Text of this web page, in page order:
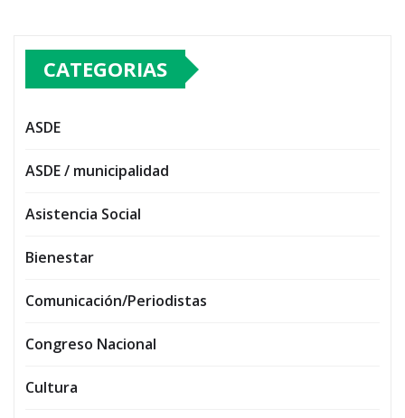
CATEGORIAS
ASDE
ASDE / municipalidad
Asistencia Social
Bienestar
Comunicación/Periodistas
Congreso Nacional
Cultura